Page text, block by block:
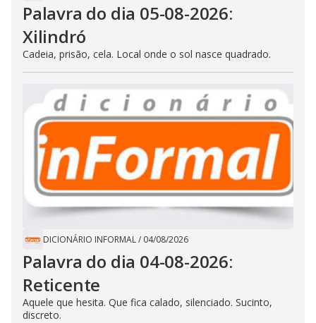
Palavra do dia 05-08-2026:
Xilindró
Cadeia, prisão, cela. Local onde o sol nasce quadrado.
DICIONÁRIO INFORMAL/ 04/08/2026
Palavra do dia 04-08-2026:
Reticente
Aquele que hesita. Que fica calado, silenciado. Sucinto,
discreto.